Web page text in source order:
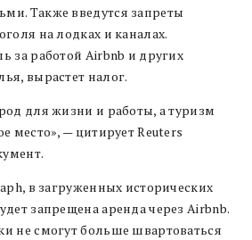
Также введутся запреты
на лодках и каналах.
за работой Airbnb и других
вырастет налог.
для жизни и работы, а туризм
место», — цитирует Reuters
в загруженных исторических
запрещена аренда через Airbnb.
не смогут больше швартоваться